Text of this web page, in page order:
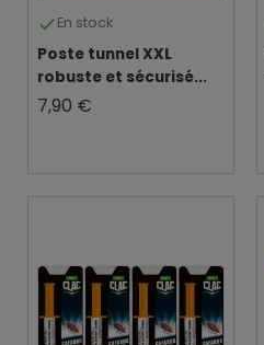
En stock
Poste tunnel XXL
robuste et sécurisé...
7,90 €